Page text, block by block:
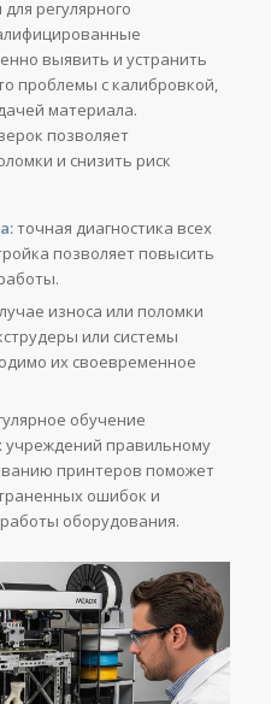
регулярного
выявить и устранить
проблемы с калибровкой,
материала.
позволяет
и снизить риск
точная диагностика всех
позволяет повысить
износа или поломки
или системы
их своевременное
обучение
учреждений правильному
принтеров поможет
ошибок и
оборудования.